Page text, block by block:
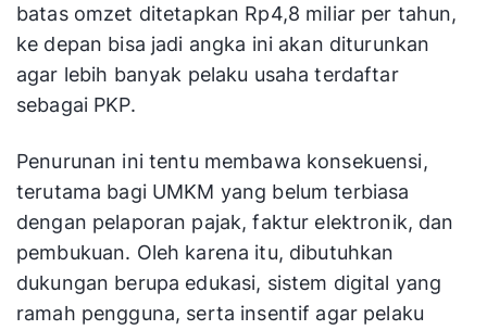
batas omzet ditetapkan Rp4,8 miliar per tahun,
ke depan bisa jadi angka ini akan diturunkan
agar lebih banyak pelaku usaha terdaftar
sebagai PKP.
Penurunan ini tentu membawa konsekuensi,
terutama bagi UMKM yang belum terbiasa
dengan pelaporan pajak, faktur elektronik, dan
pembukuan. Oleh karena itu, dibutuhkan
dukungan berupa edukasi, sistem digital yang
ramah pengguna, serta insentif agar pelaku